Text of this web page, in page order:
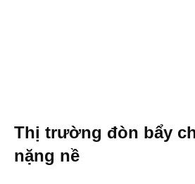
Thị trường đòn bẩy
nặng nề